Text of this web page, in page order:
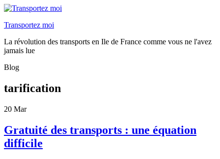
Transportez moi
La révolution des transports en Ile de France comme vous ne l'avez
jamais lue
Blog
tarification
20 Mar
Gratuité des transports : une équation
difficile